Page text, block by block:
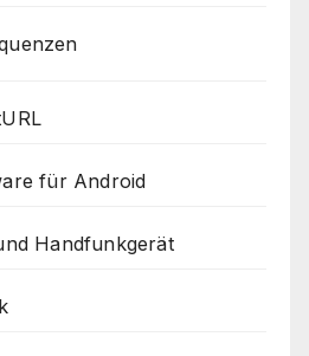
für Android
Handfunkgerät